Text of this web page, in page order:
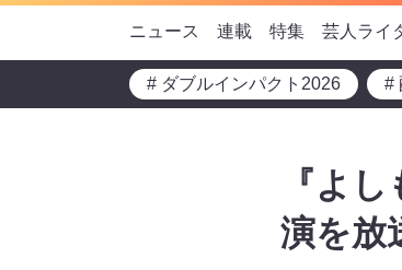
ニュース 連載 特集 芸人ライ
# ダブルインパクト2026 #
『よ
演を放